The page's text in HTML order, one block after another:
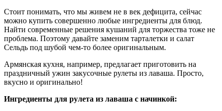
Стоит понимать, что мы живем не в век дефицита, сейчас
можно купить совершенно любые ингредиенты для блюд.
Найти современные решения кушаний для торжества тоже не
проблема. Поэтому давайте заменим тарталетки и салат
Сельдь под шубой чем-то более оригинальным.
Армянская кухня, например, предлагает приготовить на
праздничный ужин закусочные рулеты из лаваша. Просто,
вкусно и оригинально!
Ингредиенты для рулета из лаваша с начинкой: